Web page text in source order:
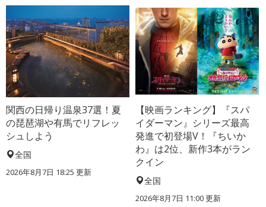
関西の日帰り温泉37選！夏
の琵琶湖や有馬でリフレッ
シュしよう
全国
2026年8月7日 18:25 更新
【映画ランキング】『スパ
イダーマン』シリーズ最高
発進で初登場V！『ちいか
わ』は2位、新作3本がラン
クイン
全国
2026年8月7日 11:00更新